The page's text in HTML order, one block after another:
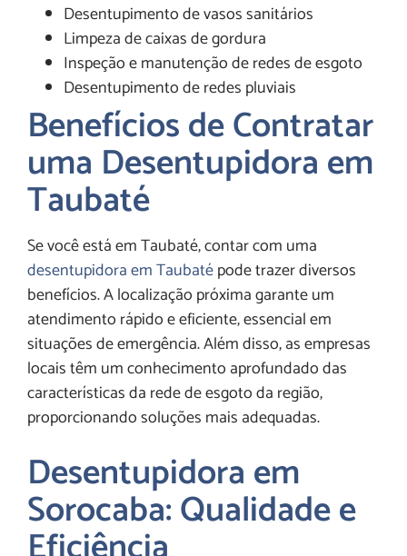
Desentupimento de vasos sanitários
Limpeza de caixas de gordura
Inspeção e manutenção de redes de esgoto
Desentupimento de redes pluviais
Benefícios de Contratar
uma Desentupidora em
Taubaté
Se você está em Taubaté, contar com uma
desentupidora em Taubatépode trazer diversos
benefícios. A localização próxima garante um
atendimento rápido e eficiente, essencial em
situações de emergência. Além disso, as empresas
locais têm um conhecimento aprofundado das
características da rede de esgoto da região,
proporcionando soluções mais adequadas.
Desentupidora em
Sorocaba: Qualidade e